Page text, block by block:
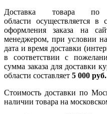
Доставка товара
области осуществляется
оформления заказа на
менеджером, при условии
дата и время доставки
в соответствии с
сумма заказа для доставки
области составляет 5 000 руб.
Стоимость доставки по
наличии товара на